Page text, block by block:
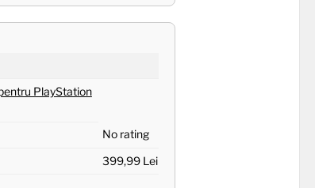
PlayStation
No rating
399,99 Lei